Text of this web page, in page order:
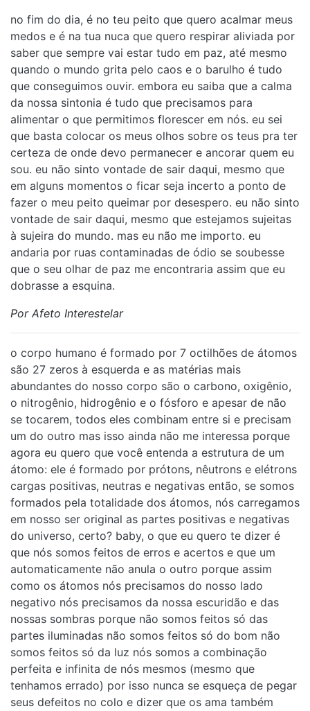
no fim do dia, é no teu peito que quero acalmar meus
medos e é na tua nuca que quero respirar aliviada por
saber que sempre vai estar tudo em paz, até mesmo
quando o mundo grita pelo caos e o barulho é tudo
que conseguimos ouvir. embora eu saiba que a calma
da nossa sintonia é tudo que precisamos para
alimentar o que permitimos florescer em nós. eu sei
que basta colocar os meus olhos sobre os teus pra ter
certeza de onde devo permanecer e ancorar quem eu
sou. eu não sinto vontade de sair daqui, mesmo que
em alguns momentos o ficar seja incerto a ponto de
fazer o meu peito queimar por desespero. eu não sinto
vontade de sair daqui, mesmo que estejamos sujeitas
à sujeira do mundo. mas eu não me importo. eu
andaria por ruas contaminadas de ódio se soubesse
que o seu olhar de paz me encontraria assim que eu
dobrasse a esquina.
Por Afeto Interestelar
o corpo humano é formado por 7 octilhões de átomos
são 27 zeros à esquerda e as matérias mais
abundantes do nosso corpo são o carbono, oxigênio,
o nitrogênio, hidrogênio e o fósforo e apesar de não
se tocarem, todos eles combinam entre si e precisam
um do outro mas isso ainda não me interessa porque
agora eu quero que você entenda a estrutura de um
átomo: ele é formado por prótons, nêutrons e elétrons
cargas positivas, neutras e negativas então, se somos
formados pela totalidade dos átomos, nós carregamos
em nosso ser original as partes positivas e negativas
do universo, certo? baby, o que eu quero te dizer é
que nós somos feitos de erros e acertos e que um
automaticamente não anula o outro porque assim
como os átomos nós precisamos do nosso lado
negativo nós precisamos da nossa escuridão e das
nossas sombras porque não somos feitos só das
partes iluminadas não somos feitos só do bom não
somos feitos só da luz nós somos a combinação
perfeita e infinita de nós mesmos (mesmo que
tenhamos errado) por isso nunca se esqueça de pegar
seus defeitos no colo e dizer que os ama também